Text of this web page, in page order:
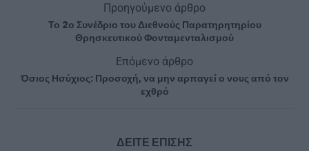
Προηγούμενο άρθρο
Το 2ο Συνέδριο του Διεθνούς Παρατηρητηρίου
Θρησκευτικού Φονταμενταλισμού
Επόμενο άρθρο
Όσιος Ησύχιος: Προσοχή, να μην αρπαγεί ο νους από τον
εχθρό
ΔΕΙΤΕ ΕΠΙΣΗΣ